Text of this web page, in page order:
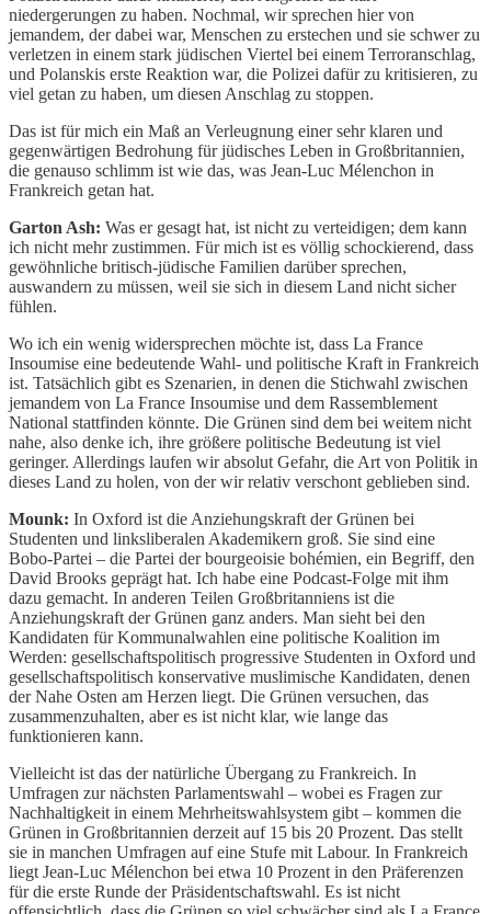
niedergerungen zu haben. Nochmal, wir sprechen hier von
jemandem, der dabei war, Menschen zu erstechen und sie schwer zu
verletzen in einem stark jüdischen Viertel bei einem Terroranschlag,
und Polanskis erste Reaktion war, die Polizei dafür zu kritisieren, zu
viel getan zu haben, um diesen Anschlag zu stoppen.
Das ist für mich ein Maß an Verleugnung einer sehr klaren und
gegenwärtigen Bedrohung für jüdisches Leben in Großbritannien,
die genauso schlimm ist wie das, was Jean-Luc Mélenchon in
Frankreich getan hat.
Garton Ash: Was er gesagt hat, ist nicht zu verteidigen; dem kann
ich nicht mehr zustimmen. Für mich ist es völlig schockierend, dass
gewöhnliche britisch-jüdische Familien darüber sprechen,
auswandern zu müssen, weil sie sich in diesem Land nicht sicher
fühlen.
Wo ich ein wenig widersprechen möchte ist, dass La France
Insoumise eine bedeutende Wahl- und politische Kraft in Frankreich
ist. Tatsächlich gibt es Szenarien, in denen die Stichwahl zwischen
jemandem von La France Insoumise und dem Rassemblement
National stattfinden könnte. Die Grünen sind dem bei weitem nicht
nahe, also denke ich, ihre größere politische Bedeutung ist viel
geringer. Allerdings laufen wir absolut Gefahr, die Art von Politik in
dieses Land zu holen, von der wir relativ verschont geblieben sind.
Mounk: In Oxford ist die Anziehungskraft der Grünen bei
Studenten und linksliberalen Akademikern groß. Sie sind eine
Bobo-Partei – die Partei der bourgeoisie bohémien, ein Begriff, den
David Brooks geprägt hat. Ich habe eine Podcast-Folge mit ihm
dazu gemacht. In anderen Teilen Großbritanniens ist die
Anziehungskraft der Grünen ganz anders. Man sieht bei den
Kandidaten für Kommunalwahlen eine politische Koalition im
Werden: gesellschaftspolitisch progressive Studenten in Oxford und
gesellschaftspolitisch konservative muslimische Kandidaten, denen
der Nahe Osten am Herzen liegt. Die Grünen versuchen, das
zusammenzuhalten, aber es ist nicht klar, wie lange das
funktionieren kann.
Vielleicht ist das der natürliche Übergang zu Frankreich. In
Umfragen zur nächsten Parlamentswahl – wobei es Fragen zur
Nachhaltigkeit in einem Mehrheitswahlsystem gibt – kommen die
Grünen in Großbritannien derzeit auf 15 bis 20 Prozent. Das stellt
sie in manchen Umfragen auf eine Stufe mit Labour. In Frankreich
liegt Jean-Luc Mélenchon bei etwa 10 Prozent in den Präferenzen
für die erste Runde der Präsidentschaftswahl. Es ist nicht